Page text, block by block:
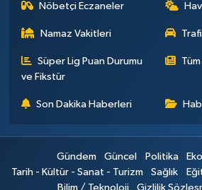
Nöbetçi Eczaneler
Namaz Vakitleri
Süper Lig Puan Durumu
ve Fikstür
Son Dakika Haberleri
Gündem Güncel Politika
Tarih - Kültür - Sanat - Turizm
Sağlık
Bilim / Teknoloji
Gizlilik